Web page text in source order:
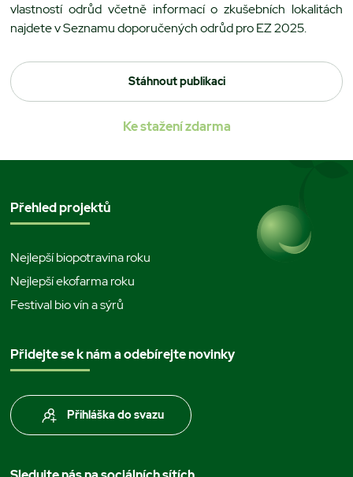
vlastností odrůd včetně informací o zkušebních lokalitách
najdete v Seznamu doporučených odrůd pro EZ 2025.
Stáhnout publikaci
Ke stažení zdarma
Přehled projektů
Nejlepší biopotravina roku
Nejlepší ekofarma roku
Festival bio vín a sýrů
Přidejte se k nám a odebírejte novinky
Přihláška do svazu